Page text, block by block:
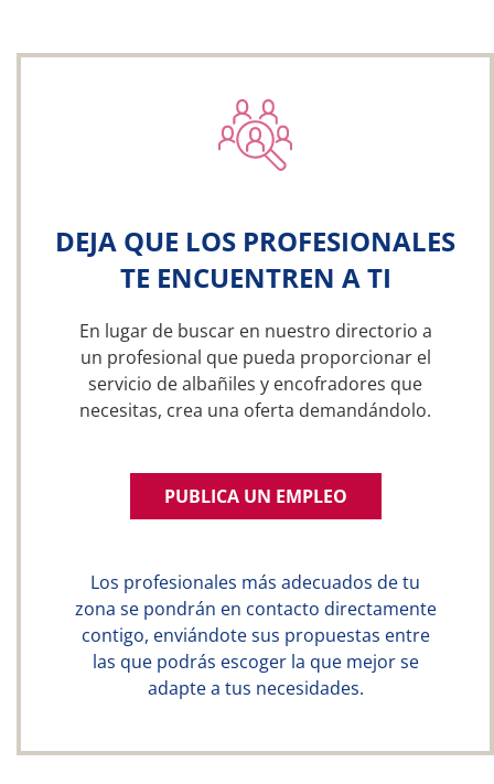
DEJA QUE LOS PROFESIONALES
TE ENCUENTREN A TI
En lugar de buscar en nuestro directorio a
un profesional que pueda proporcionar el
servicio de albañiles y encofradores que
necesitas, crea una oferta demandándolo.
PUBLICA UN EMPLEO
Los profesionales más adecuados de tu
zona se pondrán en contacto directamente
contigo, enviándote sus propuestas entre
las que podrás escoger la que mejor se
adapte a tus necesidades.